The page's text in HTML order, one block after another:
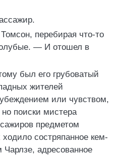
перебирая что-то
— И отошел в
был его грубоватый
жителей
или чувством,
поиски мистера
предметом
состряпанное кем-
адресованное